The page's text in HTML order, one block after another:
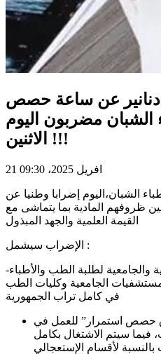
يتقاضون ما بين 1و3 دنانير عن ساعة حصص
الشبان مضربون اليوم
الاثنين !!!
21 افريل 2025، 09:30
الشبان،اليوم إضرابا وطنيا عن
ظروفهم المادية بما يتماشى مع
القيمة العلمية والجهد المبذول
الإضراب سيشمل :
-جميع الأنشطة الاستشفائية والجامعية لطلبة الطب والأطباء
الجامعية وكليات الطب
في كامل تراب الجمهورية
حصص استمرار” للعمل في
فيما سيتم الاشتغال بكامل